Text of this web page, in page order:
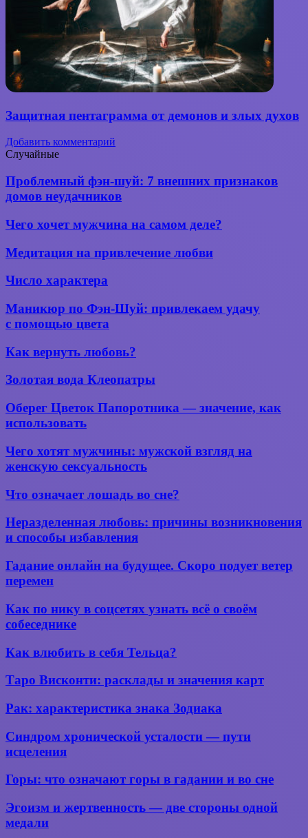
Защитная пентаграмма от демонов и злых духов
Добавить комментарий
Случайные
Проблемный
фэн-
шуй:
признаков
неудачников
Проблемный фэн-шуй: 7 внешних признаков
домов неудачников
Чего
мужчина
на самом
Чего хочет мужчина на самом деле?
Медитация
на привлечение
любви
Медитация на привлечение любви
Число
Число характера
Маникюр
Шуй:
удачу
цвета
Маникюр по Фэн-Шуй: привлекаем удачу
с помощью цвета
Как
любовь?
Как вернуть любовь?
Золотая
Клеопатры
Золотая вода Клеопатры
Оберег
Цветок
Папоротника —
как
использовать
Оберег Цветок Папоротника — значение, как
использовать
Чего
мужчины:
взгляд
женскую
сексуальность
Чего хотят мужчины: мужской взгляд на
женскую сексуальность
Что
лошадь
во сне?
Что означает лошадь во сне?
Неразделенная
любовь:
причины
и
способы
Неразделенная любовь: причины возникновения
и способы избавления
Гадание
онлайн
на
Скоро
подует
перемен
Гадание онлайн на будущее. Скоро подует ветер
перемен
Как
нику
соцсетях
всё
своём
собеседнике
Как по нику в соцсетях узнать всё о своём
собеседнике
Как
в себя
Тельца?
Как влюбить в себя Тельца?
Таро
Висконти:
расклады
и значения
Таро Висконти: расклады и значения карт
Рак:
характеристика
знака
Зодиака
Рак: характеристика знака Зодиака
Синдром
хронической
усталости
пути
Синдром хронической усталости — пути
исцеления
Горы:
что
означают
горы
в гадании
Горы: что означают горы в гадании и во сне
Эгоизм
жертвенность
Эгоизм и жертвенность — две стороны одной
медали